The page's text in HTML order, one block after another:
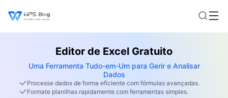
Editor de Excel Gratuito
Uma Ferramenta Tudo-em-Um para Gerir e Analisar
Dados
Processe dados de forma eficiente com fórmulas avançadas.
Formate planilhas rapidamente com ferramentas simples.